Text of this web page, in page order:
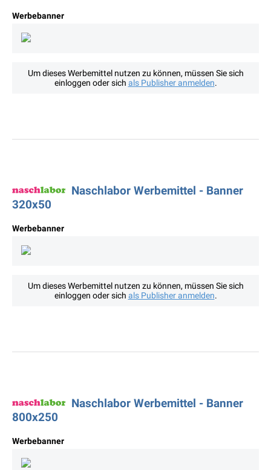
Werbebanner
Um dieses Werbemittel nutzen zu können, müssen Sie sich
einloggen oder sich als Publisher anmelden.
Naschlabor Werbemittel - Banner
320x50
Werbebanner
Um dieses Werbemittel nutzen zu können, müssen Sie sich
einloggen oder sich als Publisher anmelden.
Naschlabor Werbemittel - Banner
800x250
Werbebanner